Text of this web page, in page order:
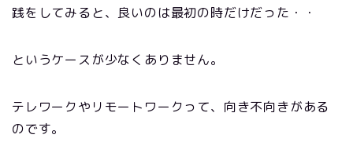
践をしてみると、良いのは最初の時だけだった・・
というケースが少なくありません。
テレワークやリモートワークって、向き不向きがある
のです。